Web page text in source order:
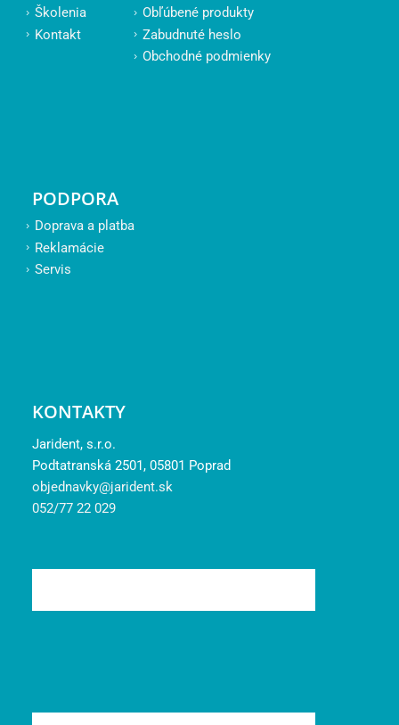
Školenia
Kontakt
Obľúbené produkty
Zabudnuté heslo
Obchodné podmienky
PODPORA
Doprava a platba
Reklamácie
Servis
KONTAKTY
Jarident, s.r.o.
Podtatranská 2501, 05801 Poprad
objednavky@jarident.sk
052/77 22 029